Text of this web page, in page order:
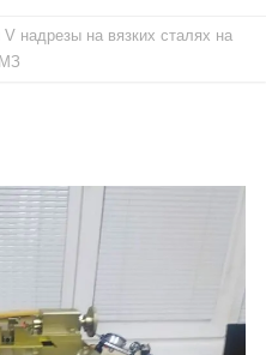
надрезы на вязких сталях на